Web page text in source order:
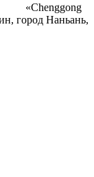
«Chenggong
город Наньань,